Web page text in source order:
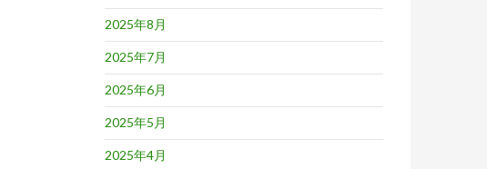
2025年8月
2025年7月
2025年6月
2025年5月
2025年4月